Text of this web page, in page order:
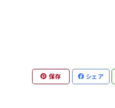
保存 シェア